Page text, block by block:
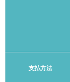
支払方法